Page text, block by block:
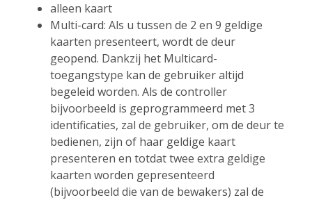
alleen kaart
Multi-card: Als u tussen de 2 en 9 geldige
kaarten presenteert, wordt de deur
geopend. Dankzij het Multicard-
toegangstype kan de gebruiker altijd
begeleid worden. Als de controller
bijvoorbeeld is geprogrammeerd met 3
identificaties, zal de gebruiker, om de deur te
bedienen, zijn of haar geldige kaart
presenteren en totdat twee extra geldige
kaarten worden gepresenteerd
(bijvoorbeeld die van de bewakers) zal de